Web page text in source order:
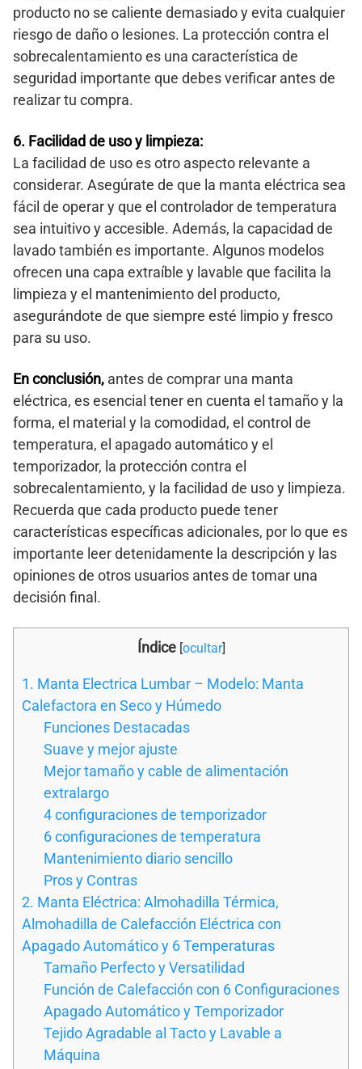
producto no se caliente demasiado y evita cualquier
riesgo de daño o lesiones. La protección contra el
sobrecalentamiento es una característica de
seguridad importante que debes verificar antes de
realizar tu compra.
6. Facilidad de uso y limpieza:
La facilidad de uso es otro aspecto relevante a
considerar. Asegúrate de que la manta eléctrica sea
fácil de operar y que el controlador de temperatura
sea intuitivo y accesible. Además, la capacidad de
lavado también es importante. Algunos modelos
ofrecen una capa extraíble y lavable que facilita la
limpieza y el mantenimiento del producto,
asegurándote de que siempre esté limpio y fresco
para su uso.
En conclusión, antes de comprar una manta
eléctrica, es esencial tener en cuenta el tamaño y la
forma, el material y la comodidad, el control de
temperatura, el apagado automático y el
temporizador, la protección contra el
sobrecalentamiento, y la facilidad de uso y limpieza.
Recuerda que cada producto puede tener
características específicas adicionales, por lo que es
importante leer detenidamente la descripción y las
opiniones de otros usuarios antes de tomar una
decisión final.
Índice [ocultar]
1. Manta Electrica Lumbar – Modelo: Manta
Calefactora en Seco y Húmedo
Funciones Destacadas
Suave y mejor ajuste
Mejor tamaño y cable de alimentación
extralargo
4 configuraciones de temporizador
6 configuraciones de temperatura
Mantenimiento diario sencillo
Pros y Contras
2. Manta Eléctrica: Almohadilla Térmica,
Almohadilla de Calefacción Eléctrica con
Apagado Automático y 6 Temperaturas
Tamaño Perfecto y Versatilidad
Función de Calefacción con 6 Configuraciones
Apagado Automático y Temporizador
Tejido Agradable al Tacto y Lavable a
Máquina